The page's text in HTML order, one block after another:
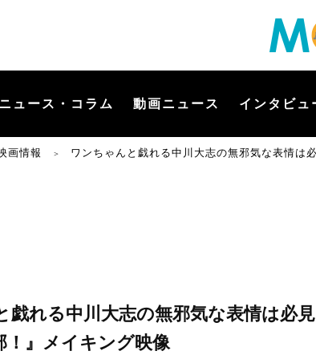
ニュース・コラム 動画ニュース インタビュ
画情報 ＞ ワンちゃんと戯れる中川大志の無邪気な表情は
戯れる中川大志の無邪気な表情は必
！』メイキング映像